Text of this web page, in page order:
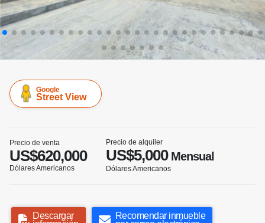
Google
Street View
Precio de venta
US$620,000
Dólares Americanos
Precio de alquiler
US$5,000Mensual
Dólares Americanos
Descargar
Recomendar inmueble